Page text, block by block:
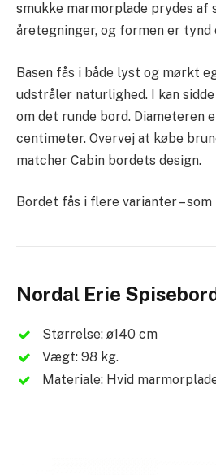
smukke marmorplade prydes af
åretegninger, og formen er
Basen fås i både lyst og mørkt
udstråler naturlighed. I kan
om det runde bord. Diameteren
centimeter. Overvej at købe
matcher Cabin bordets design.
Bordet fås i flere varianter –
Nordal Erie
Størrelse: ø140 cm
Vægt: 98 kg.
Materiale: Hvid